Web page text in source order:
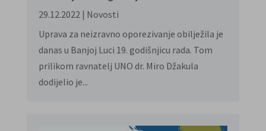
29.12.2022 | Novosti
Uprava za neizravno oporezivanje obilježila je
danas u Banjoj Luci 19. godišnjicu rada. Tom
prilikom ravnatelj UNO dr. Miro Džakula
dodijelio je...